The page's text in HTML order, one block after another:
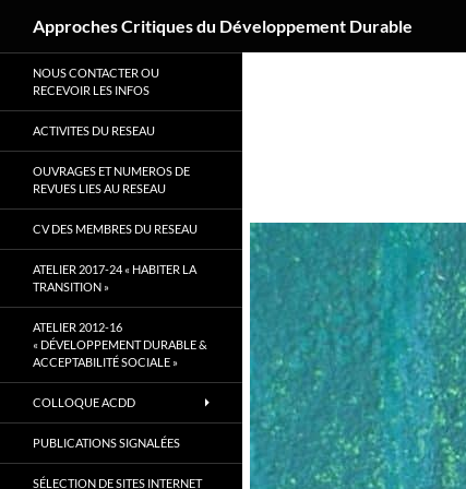
Aller
contenu
Approches Critiques du Développement Durable
NOUS CONTACTER OU
RECEVOIR LES INFOS
ACTIVITES DU RESEAU
OUVRAGES ET NUMEROS DE
REVUES LIES AU RESEAU
CV DES MEMBRES DU RESEAU
ATELIER 2017-24 « HABITER LA
TRANSITION »
ATELIER 2012-16
« DÉVELOPPEMENT DURABLE &
ACCEPTABILITÉ SOCIALE »
COLLOQUE ACDD
PUBLICATIONS SIGNALÉES
SÉLECTION DE SITES INTERNET